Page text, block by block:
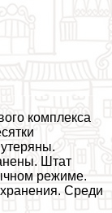
комплекса
Штат
режиме.
Среди